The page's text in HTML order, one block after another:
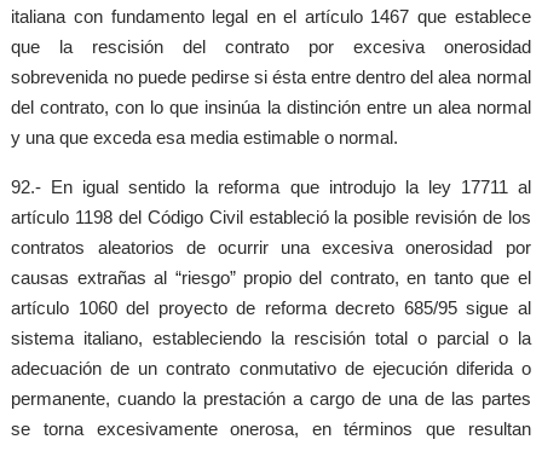
italiana con fundamento legal en el artículo 1467 que establece
que la rescisión del contrato por excesiva onerosidad
sobrevenida no puede pedirse si ésta entre dentro del alea normal
del contrato, con lo que insinúa la distinción entre un alea normal
y una que exceda esa media estimable o normal.
92.- En igual sentido la reforma que introdujo la ley 17711 al
artículo 1198 del Código Civil estableció la posible revisión de los
contratos aleatorios de ocurrir una excesiva onerosidad por
causas extrañas al “riesgo” propio del contrato, en tanto que el
artículo 1060 del proyecto de reforma decreto 685/95 sigue al
sistema italiano, estableciendo la rescisión total o parcial o la
adecuación de un contrato conmutativo de ejecución diferida o
permanente, cuando la prestación a cargo de una de las partes
se torna excesivamente onerosa, en términos que resultan